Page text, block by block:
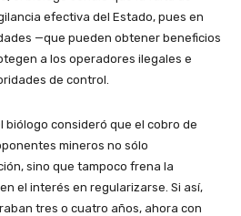
efectiva del Estado, pues en
—que pueden obtener beneficios
a los operadores ilegales e
de control.
biólogo consideró que el cobro de
mineros no sólo
sino que tampoco frena la
el interés en regularizarse. Si así,
tres o cuatro años, ahora con